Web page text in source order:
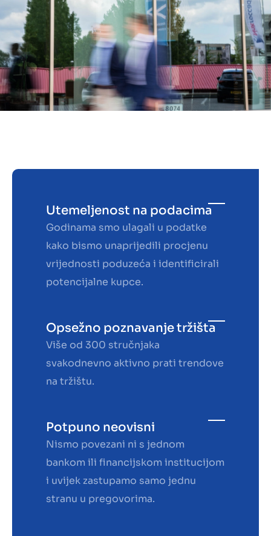
Utemeljenost na podacima
Godinama smo ulagali u podatke
kako bismo unaprijedili procjenu
vrijednosti poduzeća i identificirali
potencijalne kupce.
Opsežno poznavanje tržišta
Više od 300 stručnjaka
svakodnevno aktivno prati trendove
na tržištu.
Potpuno neovisni
Nismo povezani ni s jednom
bankom ili financijskom institucijom
i uvijek zastupamo samo jednu
stranu u pregovorima.